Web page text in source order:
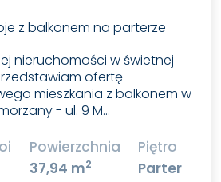
z balkonem na parterze
nieruchomości w świetnej
ofertę
mieszkania z balkonem w
- ul. 9 M…
Powierzchnia
37,94 m2
Piętro
Parter